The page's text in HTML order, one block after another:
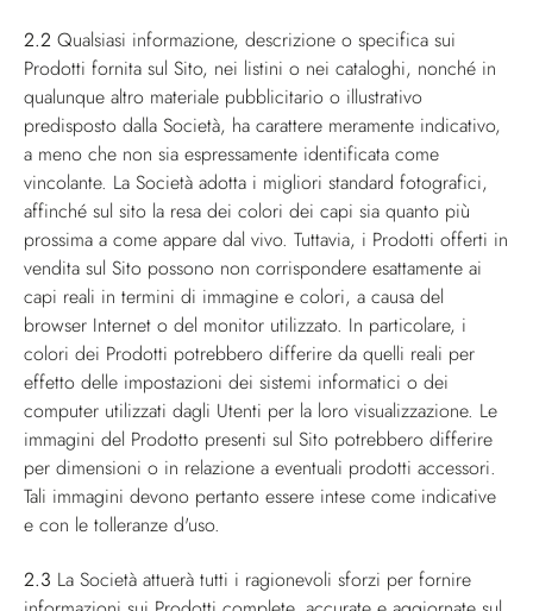
2.2 Qualsiasi informazione, descrizione o specifica sui
Prodotti fornita sul Sito, nei listini o nei cataloghi, nonché in
qualunque altro materiale pubblicitario o illustrativo
predisposto dalla Società, ha carattere meramente indicativo,
a meno che non sia espressamente identificata come
vincolante. La Società adotta i migliori standard fotografici,
affinché sul sito la resa dei colori dei capi sia quanto più
prossima a come appare dal vivo. Tuttavia, i Prodotti offerti in
vendita sul Sito possono non corrispondere esattamente ai
capi reali in termini di immagine e colori, a causa del
browser Internet o del monitor utilizzato. In particolare, i
colori dei Prodotti potrebbero differire da quelli reali per
effetto delle impostazioni dei sistemi informatici o dei
computer utilizzati dagli Utenti per la loro visualizzazione. Le
immagini del Prodotto presenti sul Sito potrebbero differire
per dimensioni o in relazione a eventuali prodotti accessori.
Tali immagini devono pertanto essere intese come indicative
e con le tolleranze d'uso.
2.3 La Società attuerà tutti i ragionevoli sforzi per fornire